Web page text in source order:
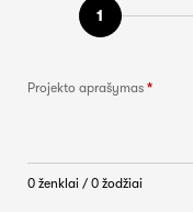
Projekto aprašymas *
0 ženklai / 0 žodžiai